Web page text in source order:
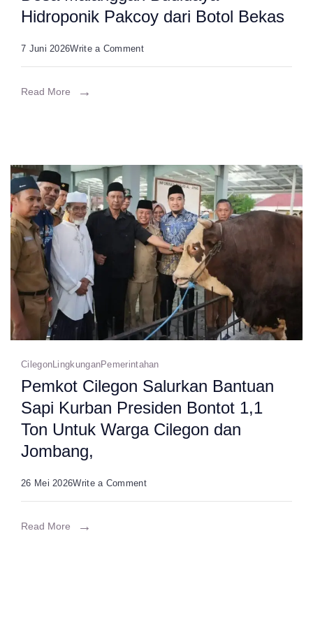
Hidroponik Pakcoy dari Botol Bekas
7 Juni 2026Write a Commenton
Mahasiswa
Malanggah
Budidaya
Hidroponik
Pakcoy
dari
Botol
Bekas
Read More
CilegonLingkunganPemerintahan
Pemkot Cilegon Salurkan Bantuan
Sapi Kurban Presiden Bontot 1,1
Ton Untuk Warga Cilegon dan
Jombang,
26 Mei 2026Write a Commenton
Pemkot
Read More